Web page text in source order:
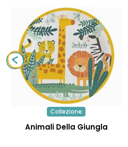
Collezione
Animali Della Giungla